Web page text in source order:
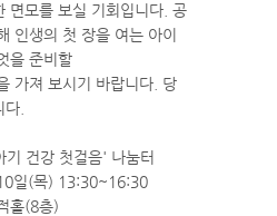
면모를 보실 기회입니다. 공
인생의 첫 장을 여는 아이
을 준비할
가져 보시기 바랍니다. 당
.
건강 첫걸음' 나눔터
일(목) 13:30~16:30
홀(8층)